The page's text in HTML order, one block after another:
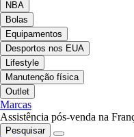
NBA
Bolas
Equipamentos
Desportos nos EUA
Lifestyle
Manutenção física
Outlet
Marcas
Assistência pós-venda na
Pesquisar